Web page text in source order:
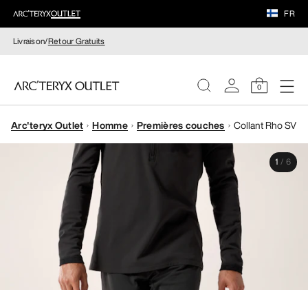
FR
Livraison/Retour Gratuits
0
FEMME
HOMME
Arc'teryx Outlet Homme Premières couches Collant Rho SV
1 / 6